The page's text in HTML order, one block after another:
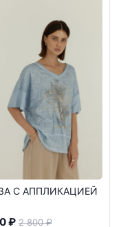
С АППЛИКАЦИЕЙ
₽ 2 800 ₽